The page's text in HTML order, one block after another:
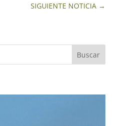
SIGUIENTE NOTICIA →
Buscar